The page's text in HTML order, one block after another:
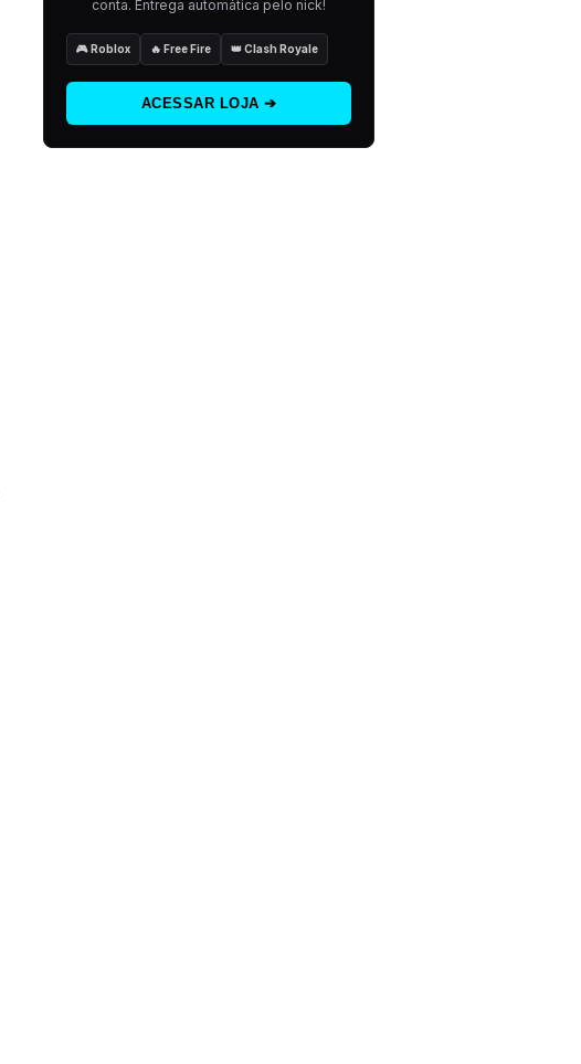
conta. Entrega automática pelo nick!
🎮 Roblox 🔥 Free Fire 👑 Clash Royale
ACESSAR LOJA ➔